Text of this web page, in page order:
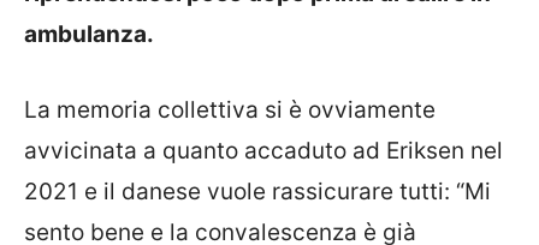
ambulanza.
La memoria collettiva si è ovviamente
avvicinata a quanto accaduto ad Eriksen nel
2021 e il danese vuole rassicurare tutti: “Mi
sento bene e la convalescenza è già